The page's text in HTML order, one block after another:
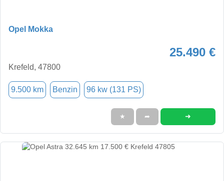
Opel Mokka
25.490 €
Krefeld, 47800
9.500 km Benzin 96 kw (131 PS)
★ ➦ ➜